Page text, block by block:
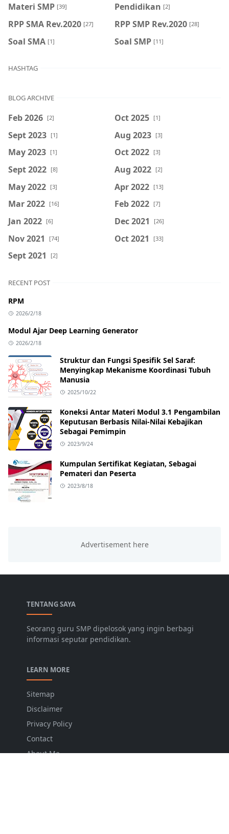
Materi SMP [39] Pendidikan [2]
RPP SMA Rev.2020 [27] RPP SMP Rev.2020 [28]
Soal SMA [1] Soal SMP [11]
HASHTAG
BLOG ARCHIVE
Feb 2026 [2] Oct 2025 [1]
Sept 2023 [1] Aug 2023 [3]
May 2023 [1] Oct 2022 [3]
Sept 2022 [8] Aug 2022 [2]
May 2022 [3] Apr 2022 [13]
Mar 2022 [16] Feb 2022 [7]
Jan 2022 [6] Dec 2021 [26]
Nov 2021 [74] Oct 2021 [33]
Sept 2021 [2]
RECENT POST
RPM
2026/2/18
Modul Ajar Deep Learning Generator
2026/2/18
Struktur dan Fungsi Spesifik Sel Saraf:
Menyingkap Mekanisme Koordinasi Tubuh
Manusia
2025/10/22
Koneksi Antar Materi Modul 3.1 Pengambilan
Keputusan Berbasis Nilai-Nilai Kebajikan
Sebagai Pemimpin
2023/9/24
Kumpulan Sertifikat Kegiatan, Sebagai
Pemateri dan Peserta
2023/8/18
TENTANG SAYA
Seorang guru SMP dipelosok yang ingin berbagi
informasi seputar pendidikan.
LEARN MORE
Sitemap
Disclaimer
Privacy Policy
Contact
About Me